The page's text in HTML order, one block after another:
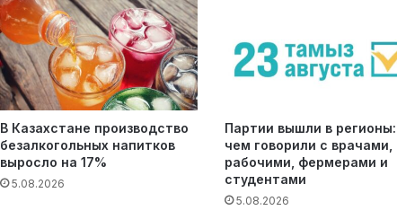
В Казахстане производство
безалкогольных напитков
выросло на 17%
5.08.2026
Партии вышли в
чем говорили с врачами,
рабочими, фермерами и
студентами
5.08.2026